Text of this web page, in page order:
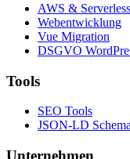
AWS & Serverless
Webentwicklung
Vue Migration
DSGVO
Tools
SEO Tools
JSON-LD
Unternehmen